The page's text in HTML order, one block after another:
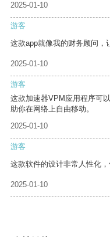
2025-01-10
游客
这款app就像我的财务顾问，
2025-01-10
游客
这款加速器VPM应用程序可
助你在网络上自由移动。
2025-01-10
游客
这款软件的设计非常人性化，
2025-01-10